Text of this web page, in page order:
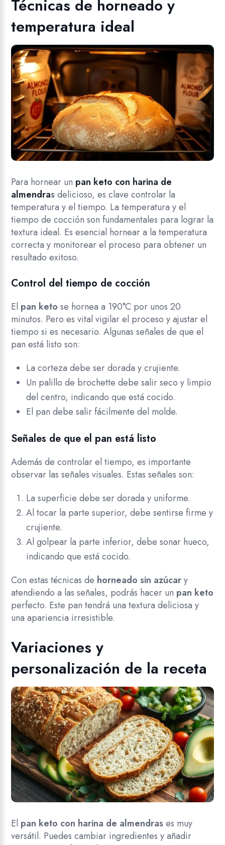
Técnicas de horneado y
temperatura ideal
Para hornear un pan keto con harina de
almendrasdelicioso, es clave controlar la
temperatura y el tiempo. La temperatura y el
tiempo de cocción son fundamentales para lograr la
textura ideal. Es esencial hornear a la temperatura
correcta y monitorear el proceso para obtener un
resultado exitoso.
Control del tiempo de cocción
El pan keto se hornea a 190°C por unos 20
minutos. Pero es vital vigilar el proceso y ajustar el
tiempo si es necesario. Algunas señales de que el
pan está listo son:
La corteza debe ser dorada y crujiente.
Un palillo de brochette debe salir seco y limpio
del centro, indicando que está cocido.
El pan debe salir fácilmente del molde.
Señales de que el pan está listo
Además de controlar el tiempo, es importante
observar las señales visuales. Estas señales son:
La superficie debe ser dorada y uniforme.
Al tocar la parte superior, debe sentirse firme y
crujiente.
Al golpear la parte inferior, debe sonar hueco,
indicando que está cocido.
Con estas técnicas de horneado sin azúcary
atendiendo a las señales, podrás hacer un pan keto
perfecto. Este pan tendrá una textura deliciosa y
una apariencia irresistible.
Variaciones y
personalización de la receta
El pan keto con harina de almendrases muy
versátil. Puedes cambiar ingredientes y añadir